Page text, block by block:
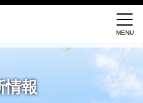
情報